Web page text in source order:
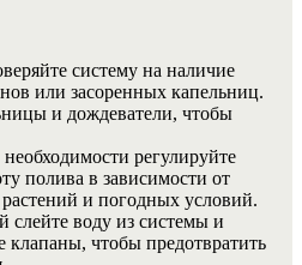
систему на наличие
или засоренных капельниц.
и дождеватели, чтобы
регулируйте
полива в зависимости от
и погодных условий.
слейте воду из системы и
клапаны, чтобы предотвратить